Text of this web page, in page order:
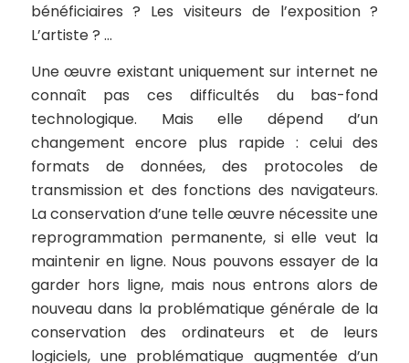
bénéficiaires ? Les visiteurs de l’exposition ?
L’artiste ? …
Une œuvre existant uniquement sur internet ne
connaît pas ces difficultés du bas-fond
technologique. Mais elle dépend d’un
changement encore plus rapide : celui des
formats de données, des protocoles de
transmission et des fonctions des navigateurs.
La conservation d’une telle œuvre nécessite une
reprogrammation permanente, si elle veut la
maintenir en ligne. Nous pouvons essayer de la
garder hors ligne, mais nous entrons alors de
nouveau dans la problématique générale de la
conservation des ordinateurs et de leurs
logiciels, une problématique augmentée d’un